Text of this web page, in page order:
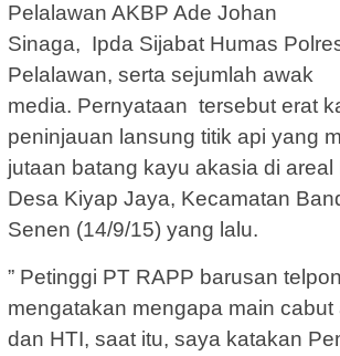
Pelalawan AKBP Ade Johan
Sinaga, Ipda Sijabat Humas
Pelalawan, serta sejumlah awak
media. Pernyataan tersebut erat
peninjauan lansung titik api yang
jutaan batang kayu akasia di areal
Desa Kiyap Jaya, Kecamatan
Senen (14/9/15) yang lalu.
” Petinggi PT RAPP barusan
mengatakan mengapa main cabut
dan HTI, saat itu, saya katakan